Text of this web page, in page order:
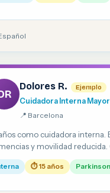
Dolores R. Ejemplo
Cuidadora Interna
📍 Barcelona
como cuidadora interna.
y movilidad reducida.
⏱ 15 años Parkinson